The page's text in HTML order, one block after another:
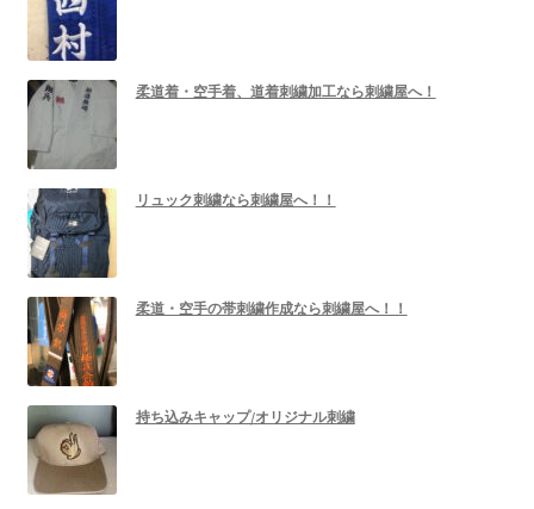
柔道着・空手着、道着刺繍加工なら刺繍屋へ！
リュック刺繍なら刺繍屋へ！！
柔道・空手の帯刺繍作成なら刺繍屋へ！！
持ち込みキャップ/オリジナル刺繍